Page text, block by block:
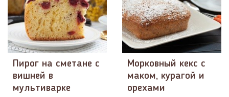
Пирог на сметане с
вишней в
мультиварке
Морковный кекс с
маком, курагой и
орехами